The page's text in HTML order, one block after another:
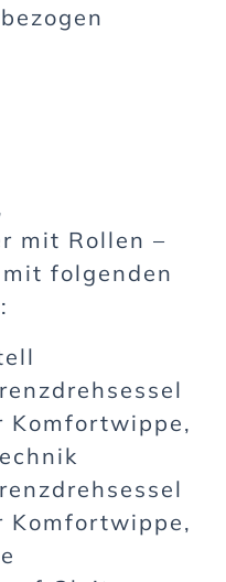
mit Rollen –
folgenden
Komfortwippe,
Komfortwippe,